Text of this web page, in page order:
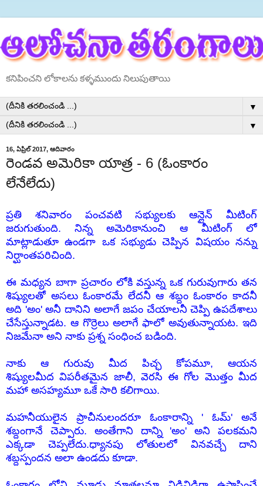
కనిపించని లోకాలను కళ్ళముందు నిలుపుతాయి
▼
▼
16, ఏప్రిల్ 2017, ఆదివారం
రెండవ అమెరికా యాత్ర - 6 (ఓంకారం
లేనేలేదు)
ప్రతి శనివారం పంచవటి సభ్యులకు ఆన్లైన్ మీటింగ్
జరుగుతుంది. నిన్న అమెరికానుంచి ఆ మీటింగ్ లో
మాట్లాడుతూ ఉండగా ఒక సభ్యుడు చెప్పిన విషయం నన్ను
నిర్ఘాంతపరిచింది.
ఈ మధ్యన బాగా ప్రచారం లోకి వస్తున్న ఒక గురువుగారు తన
శిష్యులతో అసలు ఓంకారమే లేదనీ ఆ శబ్దం ఓంకారం కాదనీ
అది 'అం' అనీ దానిని అలాగే జపం చేయాలనీ చెప్పి ఉపదేశాలు
చేసేస్తున్నాడట. ఆ గొర్రెలు అలాగే ఫాలో అవుతున్నాయట. ఇది
నిజమేనా అని నాకు ప్రశ్న సంధించ బడింది.
నాకు ఆ గురువు మీద పిచ్ఛ కోపమూ, ఆయన
శిష్యులమీద విపరీతమైన జాలీ, వెరసి ఈ గోల మొత్తం మీద
మహా అసహ్యమూ ఒకే సారి కలిగాయి.
మహనీయులైన ప్రాచీనులందరూ ఓంకారాన్ని ' ఓమ్' అనే
శబ్దంగానే చెప్పారు. అంతేగాని దాన్ని 'అం' అని పలకమని
ఎక్కడా చెప్పలేదు.ధ్యానపు లోతులలో వినవచ్చే దాని
శబ్దస్పందన అలా ఉండదు కూడా.